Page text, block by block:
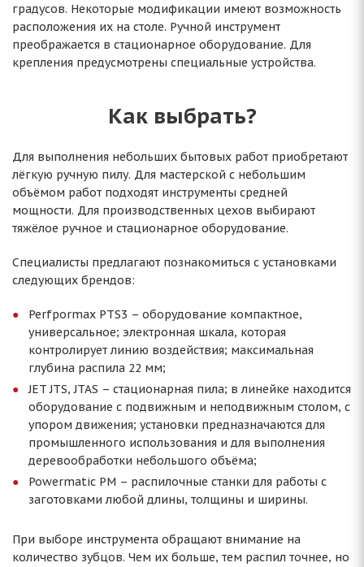
градусов. Некоторые модификации имеют возможность
расположения их на столе. Ручной инструмент
преображается в стационарное оборудование. Для
крепления предусмотрены специальные устройства.
Как выбрать?
Для выполнения небольших бытовых работ приобретают
лёгкую ручную пилу. Для мастерской с небольшим
объёмом работ подходят инструменты средней
мощности. Для производственных цехов выбирают
тяжёлое ручное и стационарное оборудование.
Специалисты предлагают познакомиться с установками
следующих брендов:
Perfpormax PTS3 – оборудование компактное,
универсальное; электронная шкала, которая
контролирует линию воздействия; максимальная
глубина распила 22 мм;
JET JTS, JTAS – стационарная пила; в линейке находится
оборудование с подвижным и неподвижным столом, с
упором движения; установки предназначаются для
промышленного использования и для выполнения
деревообработки небольшого объёма;
Powermatic PM – распилочные станки для работы с
заготовками любой длины, толщины и ширины.
При выборе инструмента обращают внимание на
количество зубцов. Чем их больше, тем распил точнее, но